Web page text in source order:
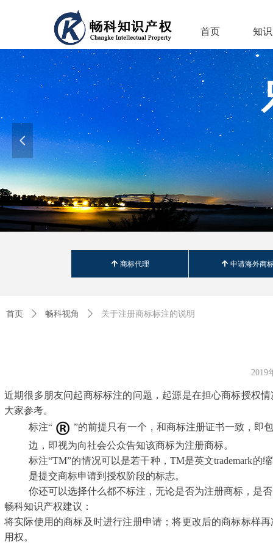
首页 知
넳
녕 商标代理 녕 申请海外商
首页 ꄲ 畅科视角 ꄲ 关于注册商标标注的说明
近期很多朋友问起商标标注的问题，起源是在担心商标授权
大家参考。
标注“
”的前提只有一个，和商标注册证书一致，即
边，即视为向社会公众告知该商标为注册商标。
标注“TM”的情况可以是若干种， TM是英文trademark的
是提交商标申请到授权阶段的标志。
你还可以选择什么都不标注，无论是否为注册商标，是
畅科知识产权建议：
将实际使用的商标及时进行注册申请；将更改后的商标标样
用权。
2019